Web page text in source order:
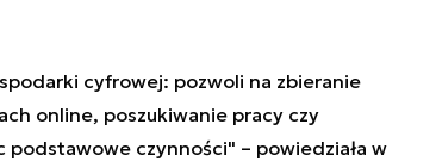
cyfrowej: pozwoli na zbieranie
online, poszukiwanie pracy czy
czynności" – powiedziała w